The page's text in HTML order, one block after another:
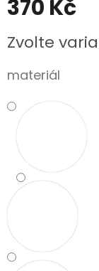
370 Kč
cena:
Zvolte
materiál